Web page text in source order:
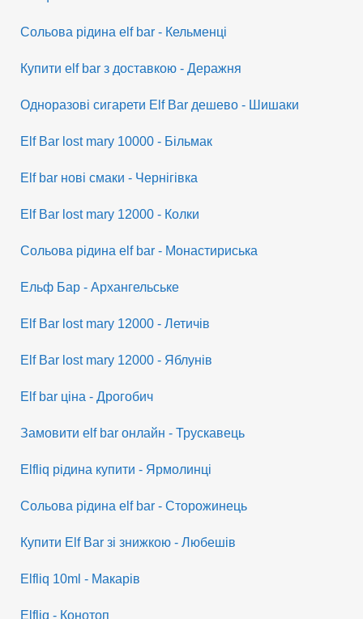
Сольова рідина elf bar - Кельменці
Купити elf bar з доставкою - Деражня
Одноразові сигарети Elf Bar дешево - Шишаки
Elf Bar lost mary 10000 - Більмак
Elf bar нові смаки - Чернігівка
Elf Bar lost mary 12000 - Колки
Сольова рідина elf bar - Монастириська
Ельф Бар - Архангельське
Elf Bar lost mary 12000 - Летичів
Elf Bar lost mary 12000 - Яблунів
Elf bar ціна - Дрогобич
Замовити elf bar онлайн - Трускавець
Elfliq рідина купити - Ярмолинці
Сольова рідина elf bar - Сторожинець
Купити Elf Bar зі знижкою - Любешів
Elfliq 10ml - Макарів
Elfliq - Конотоп